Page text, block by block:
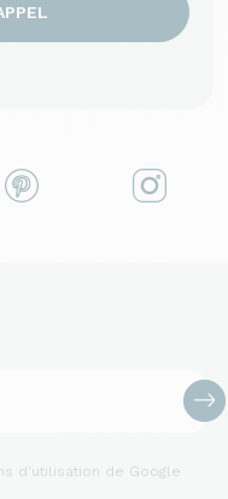
d'utilisation de Google